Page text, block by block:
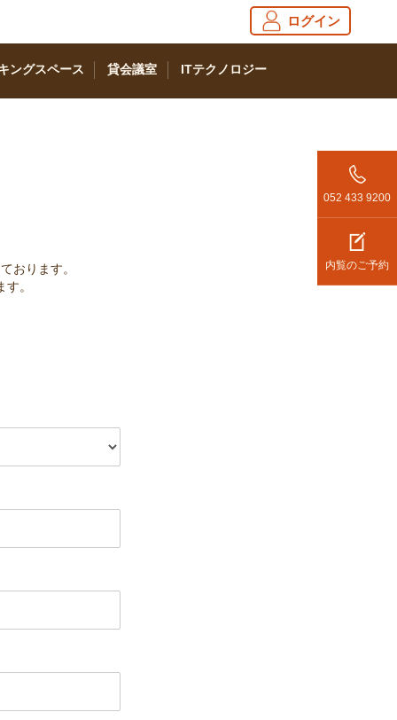
ログイン
ングスペース 貸会議室 ITテクノロジー
052 433 9200
内覧のご予約
おります。
。